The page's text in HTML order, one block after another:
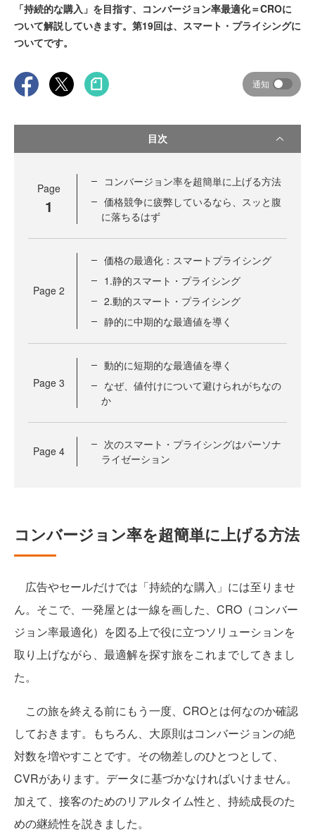
「持続的な購入」を目指す、コンバージョン率最適化＝CROに
ついて解説していきます。第19回は、スマート・プライシングに
ついてです。
通知
目次
Page
1
コンバージョン率を超簡単に上げる方法
価格競争に疲弊しているなら、スッと腹
に落ちるはず
Page 2
価格の最適化：スマートプライシング
1.静的スマート・プライシング
2.動的スマート・プライシング
静的に中期的な最適値を導く
Page 3
動的に短期的な最適値を導く
なぜ、値付けについて避けられがちなの
か
Page 4
次のスマート・プライシングはパーソナ
ライゼーション
コンバージョン率を超簡単に上げる方法
広告やセールだけでは「持続的な購入」には至りませ
ん。そこで、一発屋とは一線を画した、CRO（コンバー
ジョン率最適化）を図る上で役に立つソリューションを
取り上げながら、最適解を探す旅をこれまでしてきまし
た。
この旅を終える前にもう一度、CROとは何なのか確認
しておきます。もちろん、大原則はコンバージョンの絶
対数を増やすことです。その物差しのひとつとして、
CVRがあります。データに基づかなければいけません。
加えて、接客のためのリアルタイム性と、持続成長のた
めの継続性を説きました。